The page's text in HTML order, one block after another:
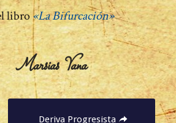
libro «La Bifurcación»
Marsias Yana
Deriva Progresista